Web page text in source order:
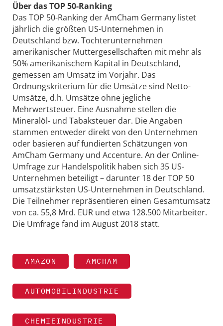
Über das TOP 50-Ranking
Das TOP 50-Ranking der AmCham Germany listet
jährlich die größten US-Unternehmen in
Deutschland bzw. Tochterunternehmen
amerikanischer Muttergesellschaften mit mehr als
50% amerikanischem Kapital in Deutschland,
gemessen am Umsatz im Vorjahr. Das
Ordnungskriterium für die Umsätze sind Netto-
Umsätze, d.h. Umsätze ohne jegliche
Mehrwertsteuer. Eine Ausnahme stellen die
Mineralöl- und Tabaksteuer dar. Die Angaben
stammen entweder direkt von den Unternehmen
oder basieren auf fundierten Schätzungen von
AmCham Germany und Accenture. An der Online-
Umfrage zur Handelspolitik haben sich 35 US-
Unternehmen beteiligt – darunter 18 der TOP 50
umsatzstärksten US-Unternehmen in Deutschland.
Die Teilnehmer repräsentieren einen Gesamtumsatz
von ca. 55,8 Mrd. EUR und etwa 128.500 Mitarbeiter.
Die Umfrage fand im August 2018 statt.
AMAZON AMCHAM
AUTOMOBILINDUSTRIE
CHEMIEINDUSTRIE